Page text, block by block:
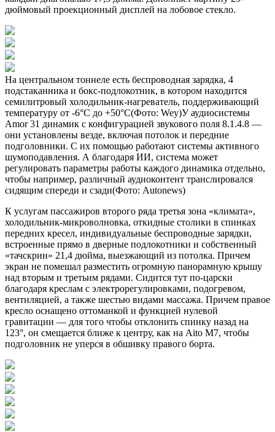
дюймовый проекционный дисплей на лобовое стекло.
На центральном тоннеле есть беспроводная зарядка, 4
подстаканника и бокс-подлокотник, в котором находится
семилитровый холодильник-нагреватель, поддерживающий
температуру от -6°С до +50°С(Фото: Wey)У аудиосистемы
Amor 31 динамик с конфигурацией звукового поля 8.1.4.8 —
они установлены везде, включая потолок и передние
подголовники. С их помощью работают системы активного
шумоподавления. А благодаря ИИ, система может
регулировать параметры работы каждого динамика отдельно,
чтобы например, различный аудиоконтент транслировался
сидящим спереди и сзади(Фото: Autonews)
К услугам пассажиров второго ряда третья зона «климата»,
холодильник-микроволновка, откидные столики в спинках
передних кресел, индивидуальные беспроводные зарядки,
встроенные прямо в дверные подлокотники и собственный
«тачскрин» 21,4 дюйма, выезжающий из потолка. Причем
экран не помешал разместить огромную панорамную крышу
над вторым и третьим рядами. Сидится тут по-царски
благодаря креслам с электрорегулировками, подогревом,
вентиляцией, а также шестью видами массажа. Причем правое
кресло оснащено оттоманкой и функцией нулевой
гравитации — для того чтобы отклонить спинку назад на
123°, он смещается ближе к центру, как на Aito M7, чтобы
подголовник не уперся в обшивку правого борта.